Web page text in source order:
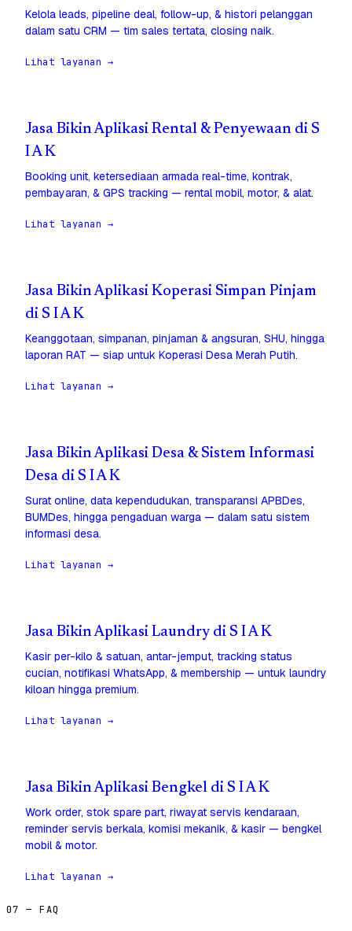
Kelola leads, pipeline deal, follow-up, & histori pelanggan
dalam satu CRM — tim sales tertata, closing naik.
Lihat layanan →
Jasa Bikin Aplikasi Rental & Penyewaan di S
I A K
Booking unit, ketersediaan armada real-time, kontrak,
pembayaran, & GPS tracking — rental mobil, motor, & alat.
Lihat layanan →
Jasa Bikin Aplikasi Koperasi Simpan Pinjam
di S I A K
Keanggotaan, simpanan, pinjaman & angsuran, SHU, hingga
laporan RAT — siap untuk Koperasi Desa Merah Putih.
Lihat layanan →
Jasa Bikin Aplikasi Desa & Sistem Informasi
Desa di S I A K
Surat online, data kependudukan, transparansi APBDes,
BUMDes, hingga pengaduan warga — dalam satu sistem
informasi desa.
Lihat layanan →
Jasa Bikin Aplikasi Laundry di S I A K
Kasir per-kilo & satuan, antar-jemput, tracking status
cucian, notifikasi WhatsApp, & membership — untuk laundry
kiloan hingga premium.
Lihat layanan →
Jasa Bikin Aplikasi Bengkel di S I A K
Work order, stok spare part, riwayat servis kendaraan,
reminder servis berkala, komisi mekanik, & kasir — bengkel
mobil & motor.
Lihat layanan →
07 — FAQ